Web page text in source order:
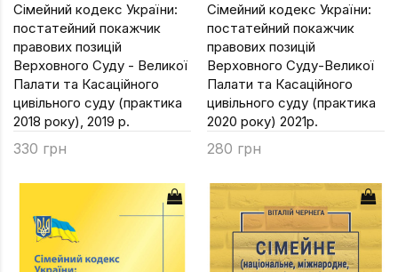
Сімейний кодекс України:
постатейний покажчик
правових позицій
Верховного Суду - Великої
Палати та Касаційного
цивільного суду (практика
2018 року), 2019 р.
330 грн
Сімейний кодекс України:
постатейний покажчик
правових позицій
Верховного Суду-Великої
Палати та Касаційного
цивільного суду (практика
2020 року) 2021р.
280 грн